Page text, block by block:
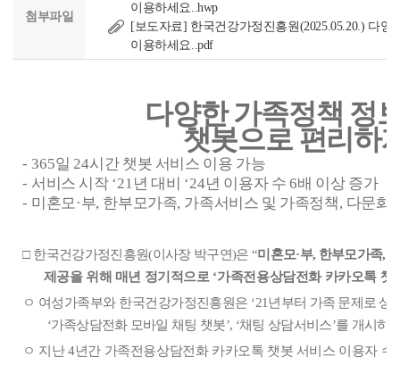
첨부파일
이용하세요..hwp
[보도자료] 한국건강가정진흥원(2025.05.20.) 다
이용하세요..pdf
다양한 가족정책 정
챗봇으로 편리하
- 365일24시간 챗봇 서비스 이용 가능
- 서비스 시작 ‘21년 대비 ‘24년 이용자 수6배 이상 증가
- 미혼모·부, 한부모가족, 가족서비스 및 가족정책, 다문화
□ 한국건강가정진흥원(이사장 박구연)은 “미혼모·부, 한부모가족,
제공을 위해 매년 정기적으로 ‘가족전용상담전화 카카오톡 챗
ㅇ 여성가족부와 한국건강가정진흥원은 ‘21년부터 가족 문제로 상
‘가족상담전화 모바일 채팅 챗봇’, ‘채팅 상담서비스’를 개시하
ㅇ 지난4년간 가족전용상담전화 카카오톡 챗봇 서비스 이용자 수